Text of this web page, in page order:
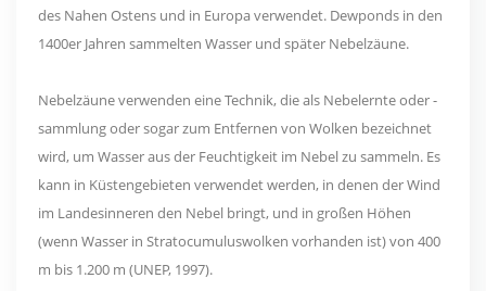
des Nahen Ostens und in Europa verwendet. Dewponds in den
1400er Jahren sammelten Wasser und später Nebelzäune.
Nebelzäune verwenden eine Technik, die als Nebelernte oder -
sammlung oder sogar zum Entfernen von Wolken bezeichnet
wird, um Wasser aus der Feuchtigkeit im Nebel zu sammeln. Es
kann in Küstengebieten verwendet werden, in denen der Wind
im Landesinneren den Nebel bringt, und in großen Höhen
(wenn Wasser in Stratocumuluswolken vorhanden ist) von 400
m bis 1.200 m (UNEP, 1997).